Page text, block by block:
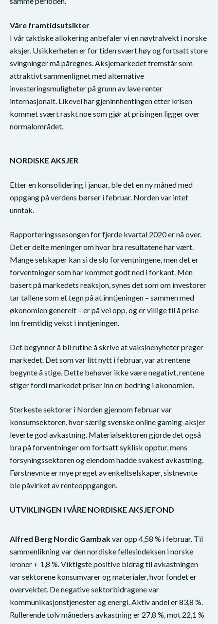
Våre framtidsutsikter
I vår taktiske allokering anbefaler vi en nøytralvekt i norske
aksjer. Usikkerheten er for tiden svært høy og fortsatt store
svingninger må påregnes. Aksjemarkedet fremstår som
attraktivt sammenlignet med alternative
investeringsmuligheter på grunn av lave renter
internasjonalt. Likevel har gjeninnhentingen etter krisen
kommet svært raskt noe som gjør at prisingen ligger over
normalområdet.
NORDISKE AKSJER
Etter en konsolidering i januar, ble det en ny måned med
oppgang på verdens børser i februar. Norden var intet
unntak.
Rapporteringssesongen for fjerde kvartal 2020 er nå over.
Det er delte meninger om hvor bra resultatene har vært.
Mange selskaper kan si de slo forventningene, men det er
forventninger som har kommet godt ned i forkant. Men
basert på markedets reaksjon, synes det som om investorer
tar tallene som et tegn på at inntjeningen – sammen med
økonomien generelt – er på vei opp, og er villige til å prise
inn fremtidig vekst i inntjeningen.
Det begynner å bli rutine å skrive at vaksinenyheter preger
markedet. Det som var litt nytt i februar, var at rentene
begynte å stige. Dette behøver ikke være negativt, rentene
stiger fordi markedet priser inn en bedring i økonomien.
Sterkeste sektorer i Norden gjennom februar var
konsumsektoren, hvor særlig svenske online gaming-aksjer
leverte god avkastning. Materialsektoren gjorde det også
bra på forventninger om fortsatt syklisk opptur, mens
forsyningssektoren og eiendom hadde svakest avkastning.
Førstnevnte er mye preget av enkeltselskaper, sistnevnte
ble påvirket av renteoppgangen.
UTVIKLINGEN I VÅRE NORDISKE AKSJEFOND
Alfred Berg Nordic Gambakvar opp 4,58 % i februar. Til
sammenlikning var den nordiske fellesindeksen i norske
kroner + 1,8 %. Viktigste positive bidrag til avkastningen
var sektorene konsumvarer og materialer, hvor fondet er
overvektet. De negative sektorbidragene var
kommunikasjonstjenester og energi. Aktiv andel er 83,8 %.
Rullerende tolv måneders avkastning er 27,8 %, mot 22,1 %